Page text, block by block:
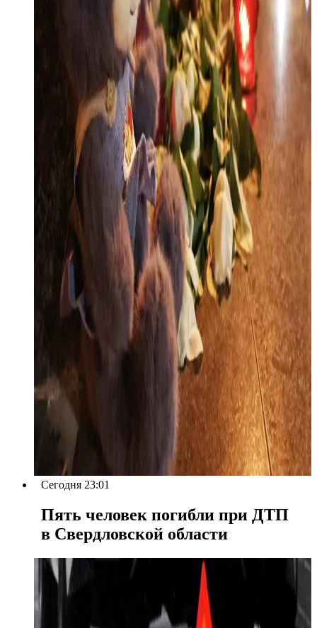
Сегодня 23:01
Пять человек погибли при ДТП
в Свердловской области